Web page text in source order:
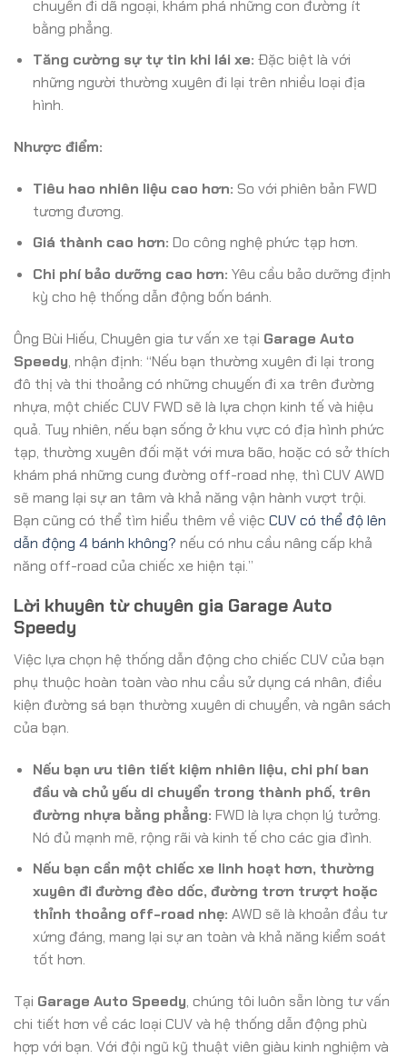
chuyến đi dã ngoại, khám phá những con đường ít
bằng phẳng.
Tăng cường sự tự tin khi lái xe: Đặc biệt là với
những người thường xuyên đi lại trên nhiều loại địa
hình.
Nhược điểm:
Tiêu hao nhiên liệu cao hơn: So với phiên bản FWD
tương đương.
Giá thành cao hơn: Do công nghệ phức tạp hơn.
Chi phí bảo dưỡng cao hơn: Yêu cầu bảo dưỡng định
kỳ cho hệ thống dẫn động bốn bánh.
Ông Bùi Hiếu, Chuyên gia tư vấn xe tại Garage Auto
Speedy, nhận định: “Nếu bạn thường xuyên đi lại trong
đô thị và thi thoảng có những chuyến đi xa trên đường
nhựa, một chiếc CUV FWD sẽ là lựa chọn kinh tế và hiệu
quả. Tuy nhiên, nếu bạn sống ở khu vực có địa hình phức
tạp, thường xuyên đối mặt với mưa bão, hoặc có sở thích
khám phá những cung đường off-road nhẹ, thì CUV AWD
sẽ mang lại sự an tâm và khả năng vận hành vượt trội.
Bạn cũng có thể tìm hiểu thêm về việc CUV có thể độ lên
dẫn động 4 bánh không? nếu có nhu cầu nâng cấp khả
năng off-road của chiếc xe hiện tại.”
Lời khuyên từ chuyên gia Garage Auto
Speedy
Việc lựa chọn hệ thống dẫn động cho chiếc CUV của bạn
phụ thuộc hoàn toàn vào nhu cầu sử dụng cá nhân, điều
kiện đường sá bạn thường xuyên di chuyển, và ngân sách
của bạn.
Nếu bạn ưu tiên tiết kiệm nhiên liệu, chi phí ban
đầu và chủ yếu di chuyển trong thành phố, trên
đường nhựa bằng phẳng: FWD là lựa chọn lý tưởng.
Nó đủ mạnh mẽ, rộng rãi và kinh tế cho các gia đình.
Nếu bạn cần một chiếc xe linh hoạt hơn, thường
xuyên đi đường đèo dốc, đường trơn trượt hoặc
thỉnh thoảng off-road nhẹ: AWD sẽ là khoản đầu tư
xứng đáng, mang lại sự an toàn và khả năng kiểm soát
tốt hơn.
Tại Garage Auto Speedy, chúng tôi luôn sẵn lòng tư vấn
chi tiết hơn về các loại CUV và hệ thống dẫn động phù
hợp với bạn. Với đội ngũ kỹ thuật viên giàu kinh nghiệm và